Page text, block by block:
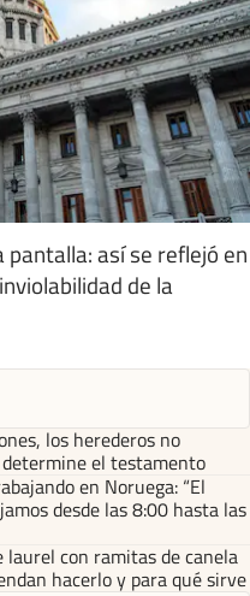
pantalla: así se reflejó en
de la
los herederos no
el testamento
en Noruega: “El
desde las 8:00 hasta las
laurel con ramitas de canela
hacerlo y para qué sirve